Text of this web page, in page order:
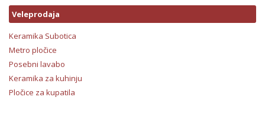
Veleprodaja
Keramika Subotica
Metro pločice
Posebni lavabo
Keramika za kuhinju
Pločice za kupatila